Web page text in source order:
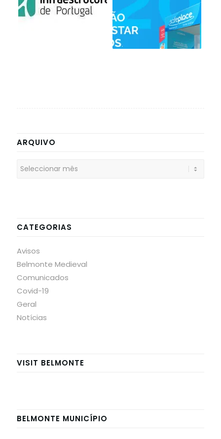
ARQUIVO
CATEGORIAS
Avisos
Belmonte Medieval
Comunicados
Covid-19
Geral
Notícias
VISIT BELMONTE
BELMONTE MUNICÍPIO